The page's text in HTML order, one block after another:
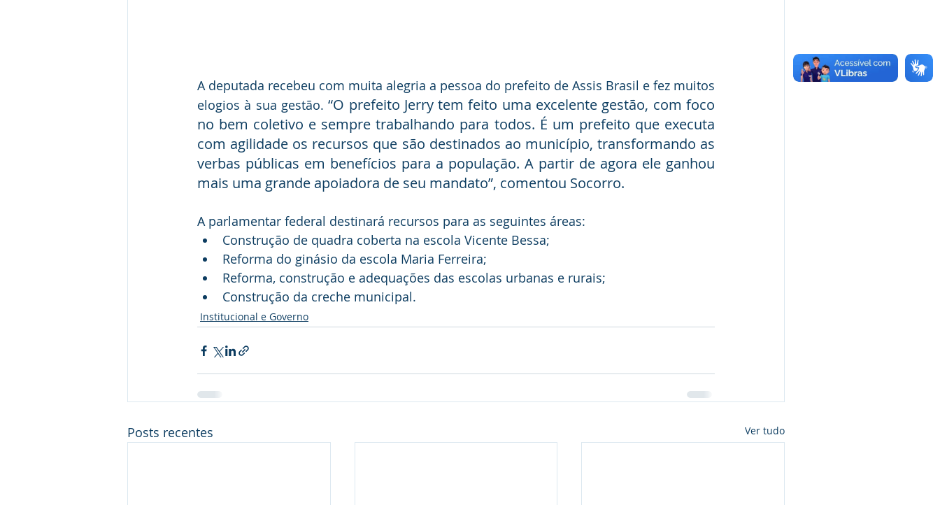
A deputada recebeu com muita alegria a pessoa do prefeito de Assis Brasil e fez muitos
elogios à sua gestão. “O prefeito Jerry tem feito uma excelente gestão, com foco
no bem coletivo e sempre trabalhando para todos. É um prefeito que executa
com agilidade os recursos que são destinados ao município, transformando as
verbas públicas em benefícios para a população. A partir de agora ele ganhou
mais uma grande apoiadora de seu mandato”, comentou Socorro.
A parlamentar federal destinará recursos para as seguintes áreas:
Construção de quadra coberta na escola Vicente Bessa;
Reforma do ginásio da escola Maria Ferreira;
Reforma, construção e adequações das escolas urbanas e rurais;
Construção da creche municipal.
Institucional e Governo
Posts recentes Ver tudo